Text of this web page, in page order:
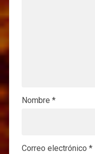
Nombre *
Correo electrónico *